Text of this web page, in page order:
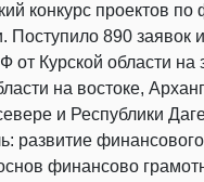
конкурс проектов
Поступило 890 заявок
от Курской области на
на востоке,
и Республики
развитие
финансово